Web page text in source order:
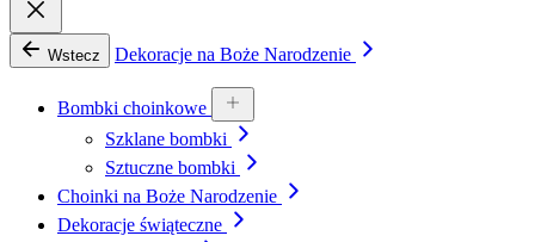
Wstecz Dekoracje na Boże Narodzenie
Bombki choinkowe
Szklane bombki
Sztuczne bombki
Choinki na Boże Narodzenie
Dekoracje świąteczne